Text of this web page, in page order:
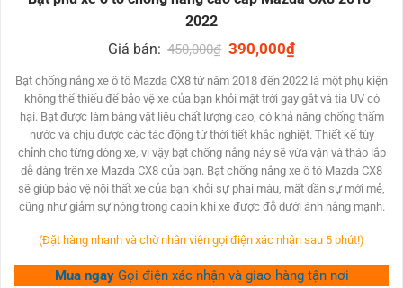
CHO XE Ô TÔ BAO GỒM
Bạt phủ chống lóa rất có thể chắn tia hồng ngoại và bớt độ
Giúp bảo vệ những bề mặt nhựa, domain authority hoặc
vải vóc trên xe cộ tránh bị phai màu, nứt nẻ hay bong rộp.
Bạt tủ chống nắng có năng lực chuyên môn chắn tia nắng
Giữ mang lại độ ẩm bên phía trong xe cộ luôn luôn lạnh
giá rộng
điều đặc biệt là lúc xe đậu bên cạnh trời ở thời gian lâu
2022
Giá bán: 450,000₫ Original
was:
450,000₫.
390,000₫Current
is:
390,000₫.
Bạt chống nắng xe ô tô Mazda CX8 từ năm 2018 đến 2022 là một phụ kiện
không thể thiếu để bảo vệ xe của bạn khỏi mặt trời gay gắt và tia UV có
hại. Bạt được làm bằng vật liệu chất lượng cao, có khả năng chống thấm
nước và chịu được các tác động từ thời tiết khắc nghiệt. Thiết kế tùy
chỉnh cho từng dòng xe, vì vậy bạt chống nắng này sẽ vừa vặn và tháo lắp
dễ dàng trên xe Mazda CX8 của bạn. Bạt chống nắng xe ô tô Mazda CX8
sẽ giúp bảo vệ nội thất xe của bạn khỏi sự phai màu, mất dần sự mới mẻ,
cũng như giảm sự nóng trong cabin khi xe được đỗ dưới ánh nắng mạnh.
(Đặt hàng nhanh và chờ nhân viên gọi điện xác nhận sau 5 phút!)
Mua ngay Gọi điện xác nhận và giao hàng tận nơi